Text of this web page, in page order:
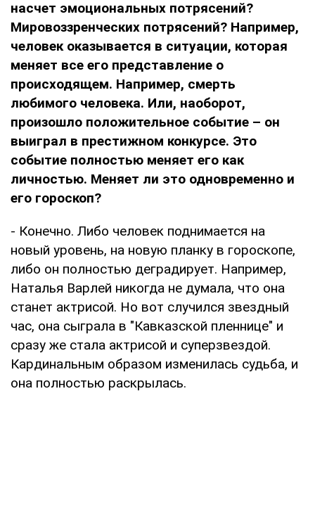
насчет эмоциональных потрясений?
Мировоззренческих потрясений? Например,
человек оказывается в ситуации, которая
меняет все его представление о
происходящем. Например, смерть
любимого человека. Или, наоборот,
произошло положительное событие – он
выиграл в престижном конкурсе. Это
событие полностью меняет его как
личностью. Меняет ли это одновременно и
его гороскоп?
- Конечно. Либо человек поднимается на
новый уровень, на новую планку в гороскопе,
либо он полностью деградирует. Например,
Наталья Варлей никогда не думала, что она
станет актрисой. Но вот случился звездный
час, она сыграла в "Кавказской пленнице" и
сразу же стала актрисой и суперзвездой.
Кардинальным образом изменилась судьба, и
она полностью раскрылась.